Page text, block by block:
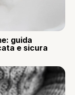
guida
e sicura